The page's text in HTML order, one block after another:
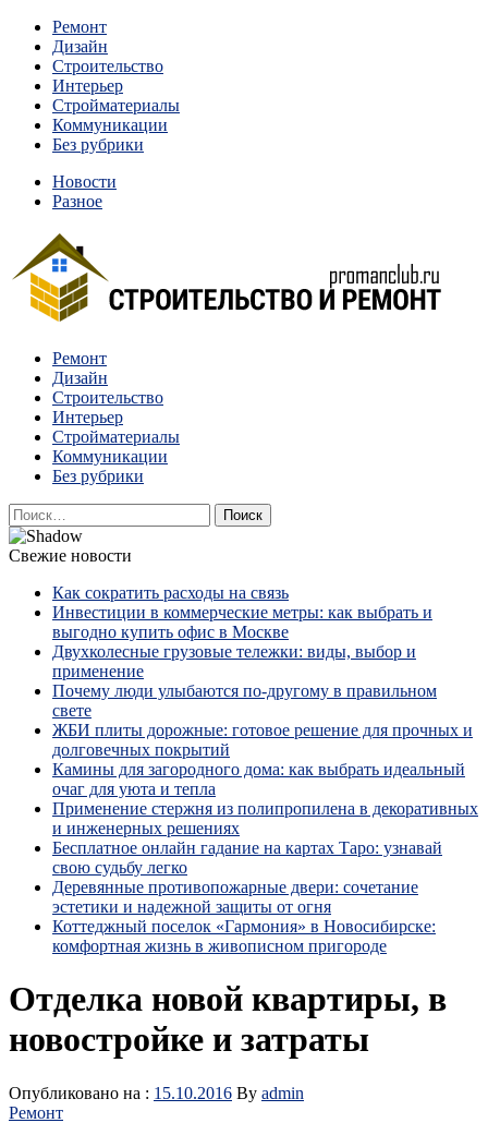
Перейти
содержимому
Ремонт
Дизайн
Строительство
Интерьер
Стройматериалы
Коммуникации
Без рубрики
Новости
Разное
Строительство и ремонт
Квартиры и дома, в которых живут разные люди, очень
отличаются между собой.
Ремонт
Дизайн
Строительство
Интерьер
Стройматериалы
Коммуникации
Без рубрики
Найти:
Свежие новости
Как сократить расходы на связь
Инвестиции в коммерческие метры: как выбрать и
выгодно купить офис в Москве
Двухколесные грузовые тележки: виды, выбор и
применение
Почему люди улыбаются по‑другому в правильном
свете
ЖБИ плиты дорожные: готовое решение для прочных и
долговечных покрытий
Камины для загородного дома: как выбрать идеальный
очаг для уюта и тепла
Применение стержня из полипропилена в декоративных
и инженерных решениях
Бесплатное онлайн гадание на картах Таро: узнавай
свою судьбу легко
Деревянные противопожарные двери: сочетание
эстетики и надежной защиты от огня
Коттеджный поселок «Гармония» в Новосибирске:
комфортная жизнь в живописном пригороде
Отделка новой квартиры, в
новостройке и затраты
Опубликовано на : 15.10.2016 By admin
Ремонт